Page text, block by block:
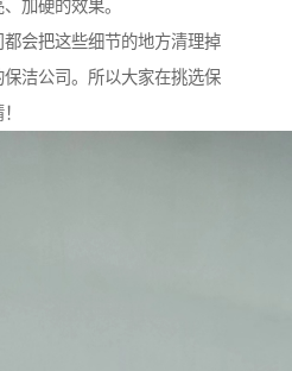
加硬的效果。
会把这些细节的地方清理掉
洁公司。所以大家在挑选保